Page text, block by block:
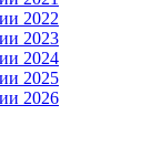
2022
2023
2024
2025
2026